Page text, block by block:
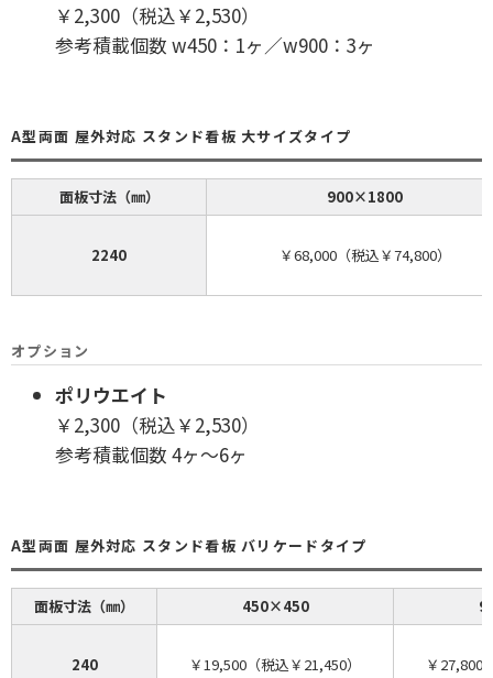
￥2,300（税込￥2,530）
参考積載個数 w450：1ヶ／w900：3ヶ
A型両面 屋外対応 スタンド看板 大サイズタイプ
面板寸法（㎜） 900×1800
2240 ￥68,000（税込￥74,800）
オプション
ポリウエイト
￥2,300（税込￥2,530）
参考積載個数 4ヶ～6ヶ
A型両面 屋外対応 スタンド看板 バリケードタイプ
面板寸法（㎜） 450×450
240 ￥19,500（税込￥21,450） ￥27,800